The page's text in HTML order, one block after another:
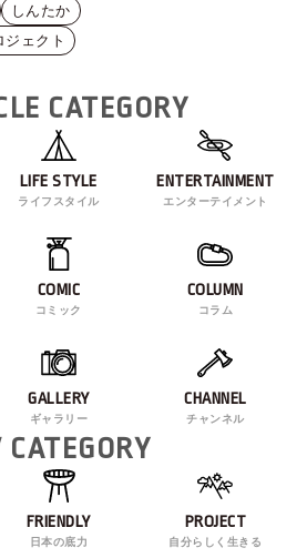
しんたか
ェクト
CATEGORY
LIFE STYLE
ライフスタイル
ENTERTAINMENT
エンターテイメント
COMIC
コミック
COLUMN
コラム
GALLERY
ギャラリー
CHANNEL
チャンネル
CATEGORY
FRIENDLY
日本の底力
PROJECT
自分らしく生きる